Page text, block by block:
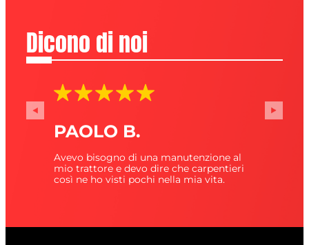
Dicono di noi
PAOLO B.
Avevo bisogno di una manutenzione al
mio trattore e devo dire che carpentieri
così ne ho visti pochi nella mia vita.